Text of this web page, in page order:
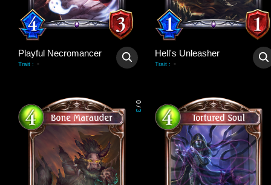
Playful Necromancer
Trait : -
Hell's Unleasher
Trait : -
0
/
3